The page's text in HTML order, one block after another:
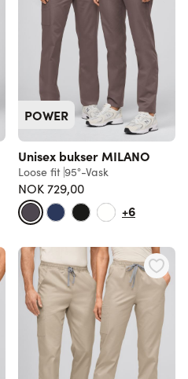
POWER
Unisex bukser MILANO
Loose fit 95°-Vask
NOK 729,00
+6